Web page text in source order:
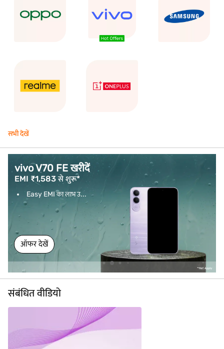
सभी देखें
vivo V70 FE खरीदें
EMI ₹1,583 से शुरू*
Easy EMI का लाभ उ...
ऑफर देखें
संबंधित वीडियो